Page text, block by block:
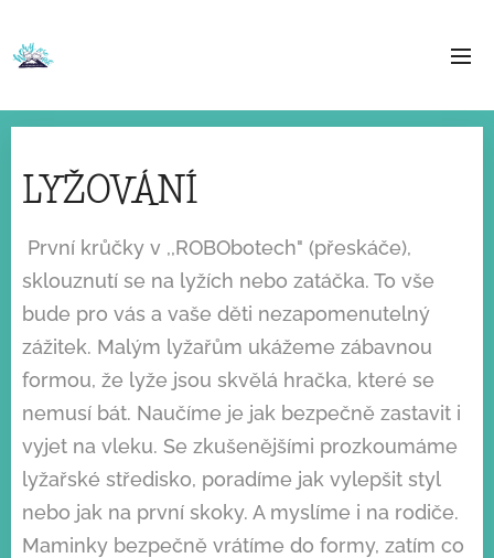
LYŽOVÁNÍ
První krůčky v ,,ROBObotech" (přeskáče),
sklouznutí se na lyžích nebo zatáčka. To vše
bude pro vás a vaše děti nezapomenutelný
zážitek. Malým lyžařům ukážeme zábavnou
formou, že lyže jsou skvělá hračka, které se
nemusí bát. Naučíme je jak bezpečně zastavit i
vyjet na vleku. Se zkušenějšími prozkoumáme
lyžařské středisko, poradíme jak vylepšit styl
nebo jak na první skoky. A myslíme i na rodiče.
Maminky bezpečně vrátíme do formy, zatím co